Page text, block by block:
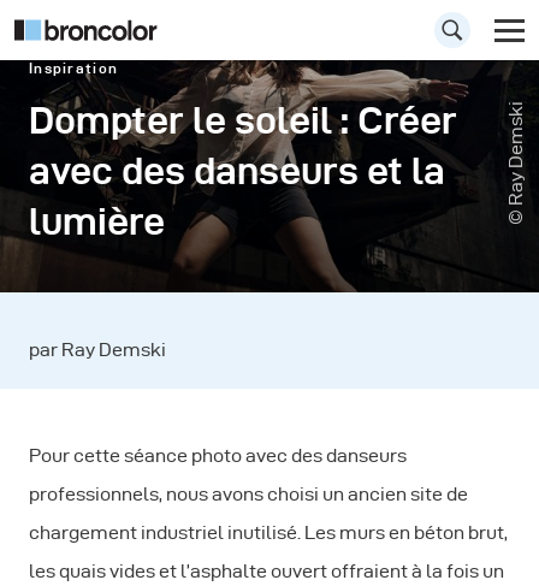
Inspiration
Dompter le soleil : Créer
avec des danseurs et la
lumière
© Ray Demski
par Ray Demski
Pour cette séance photo avec des danseurs
professionnels, nous avons choisi un ancien site de
chargement industriel inutilisé. Les murs en béton brut,
les quais vides et l’asphalte ouvert offraient à la fois un